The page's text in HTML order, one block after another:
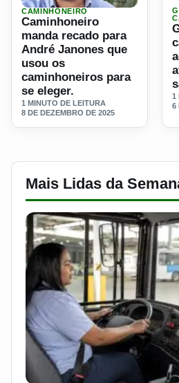
Ler materia: Caminhoneiro
CAMINHONEIRO
Caminhoneiro
manda recado para
André Janones que
usou os
caminhoneiros para
se eleger.
1 MINUTO DE LEITURA
8 DE DEZEMBRO DE 2025
1
6
Mais Lidas da